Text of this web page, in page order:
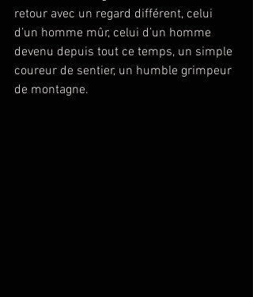
retour avec un regard différent, celui
d’un homme mûr, celui d’un homme
devenu depuis tout ce temps, un simple
coureur de sentier, un humble grimpeur
de montagne.